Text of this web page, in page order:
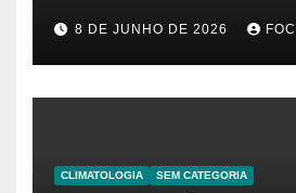
significado da
Friedrich Nietzsche
8 DE JUNHO DE 2026
CLIMATOLOGIA SEM CATEGORIA